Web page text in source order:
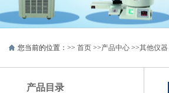
您当前的位置：>> 首页 >>产品中心 >>其他仪器
产品目录